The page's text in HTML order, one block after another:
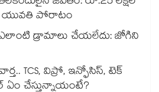
యువతి పోరాటం
డ్రామాలు చేయలేదు: జోగిని
TCS, విప్రో, ఇన్ఫోసిస్, టెక్
చేస్తున్నాయంటే?